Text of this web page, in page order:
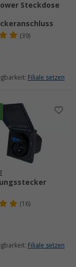
Steckdose
(39)
Filiale setzen
(16)
Filiale setzen